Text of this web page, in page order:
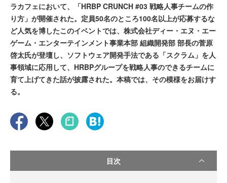
ラカフェにおいて、「HRBP CRUNCH #03 戦略人事チームの作
り方」が開催された。定員50名のところ100名以上が応募するな
ど人気を博したこのイベントでは、株式会社ディー・エヌ・エー
ゲーム・エンターテインメント事業本部 組織開発部 部長の菅原
啓太氏が登壇し、ソフトウェア開発手法である「スクラム」を人
事領域に応用して、HRBPグループを戦略人事のできるチームに
育て上げてきた話が披露された。本稿では、その模様をお届けす
る。
目次